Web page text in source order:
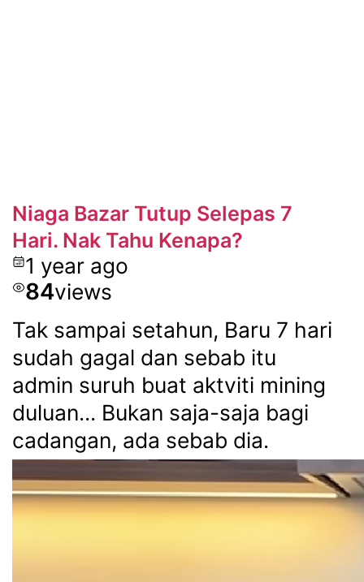
Niaga Bazar Tutup Selepas 7
Hari. Nak Tahu Kenapa?
1 year ago
84views
Tak sampai setahun, Baru 7 hari
sudah gagal dan sebab itu
admin suruh buat aktviti mining
duluan... Bukan saja-saja bagi
cadangan, ada sebab dia.